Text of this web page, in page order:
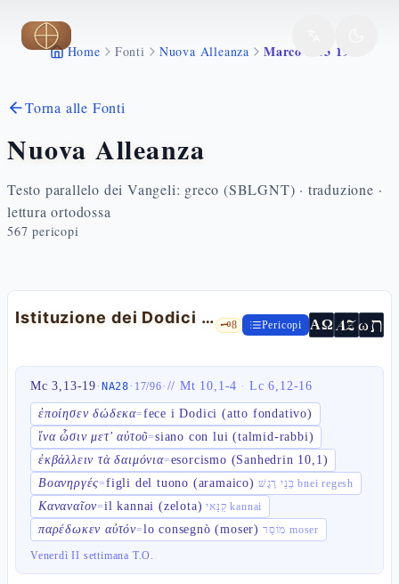
Vai al contenuto principale
Home Fonti Nuova Alleanza Marco 3 13 19
Torna alle Fonti
Nuova Alleanza
Testo parallelo dei Vangeli: greco (SBLGNT) · traduzione ·
lettura ortodossa
567 pericopi
Istituzione dei Dodici apostoli 🗝️8 Pericopi ΑΩ AZωת
Mc 3,13-19· NA28· 17/96· //Mt 10,1-4 · Lc 6,12-16
ἐποίησεν δώδεκα=fece i Dodici (atto fondativo)
ἵνα ὦσιν μετ' αὐτοῦ=siano con lui (talmid-rabbi)
ἐκβάλλειν τὰ δαιμόνια=esorcismo (Sanhedrin 10,1)
Βοανηργές=figli del tuono (aramaico) בְּנֵי רֶגֶשׁ bnei regesh
Καναναῖον=il kannai (zelota) קַנַּאי kannai
παρέδωκεν αὐτόν=lo consegnò (moser) מוֹסֵר moser
Venerdì II settimana T.O.